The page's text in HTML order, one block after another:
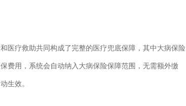
疗救助共同构成了完整的医疗兜底保障，其中大病保险
费用，系统会自动纳入大病保险保障范围，无需额外缴
生效。